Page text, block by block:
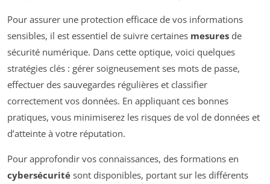
Pour assurer une protection efficace de vos informations
sensibles, il est essentiel de suivre certaines mesures de
sécurité numérique. Dans cette optique, voici quelques
stratégies clés : gérer soigneusement ses mots de passe,
effectuer des sauvegardes régulières et classifier
correctement vos données. En appliquant ces bonnes
pratiques, vous minimiserez les risques de vol de données et
d’atteinte à votre réputation.
Pour approfondir vos connaissances, des formations en
cybersécurité sont disponibles, portant sur les différents